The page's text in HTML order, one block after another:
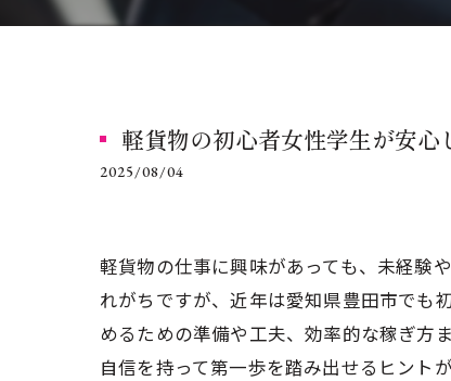
軽貨物の初心者女性学生が安
2025/08/04
軽貨物の仕事に興味があっても、未経験
れがちですが、近年は愛知県豊田市でも
めるための準備や工夫、効率的な稼ぎ方
自信を持って第一歩を踏み出せるヒント